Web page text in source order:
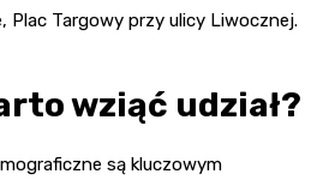
Plac Targowy przy ulicy Liwocznej.
wziąć udział?
są kluczowym